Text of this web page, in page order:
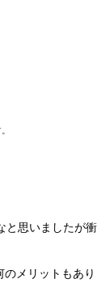
と思いましたが衝
メリットもあり